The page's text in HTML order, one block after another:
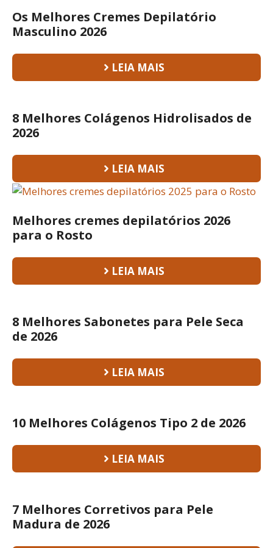
Os Melhores Cremes Depilatório
Masculino 2026
LEIA MAIS
8 Melhores Colágenos Hidrolisados de
2026
LEIA MAIS
Melhores cremes depilatórios 2026
para o Rosto
LEIA MAIS
8 Melhores Sabonetes para Pele Seca
de 2026
LEIA MAIS
10 Melhores Colágenos Tipo 2 de 2026
LEIA MAIS
7 Melhores Corretivos para Pele
Madura de 2026